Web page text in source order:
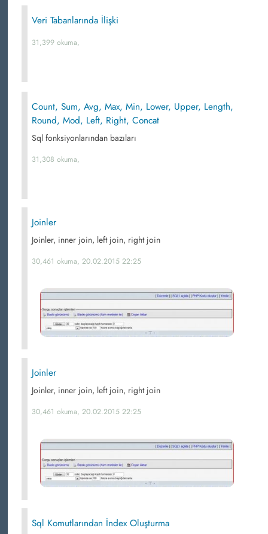
Veri Tabanlarında İlişki
31,399 okuma,
Count, Sum, Avg, Max, Min, Lower, Upper, Length,
Round, Mod, Left, Right, Concat
Sql fonksiyonlarından bazıları
31,308 okuma,
Joinler
Joinler, inner join, left join, right join
30,461 okuma, 20.02.2015 22:25
Joinler
Joinler, inner join, left join, right join
30,461 okuma, 20.02.2015 22:25
Sql Komutlarından İndex Oluşturma